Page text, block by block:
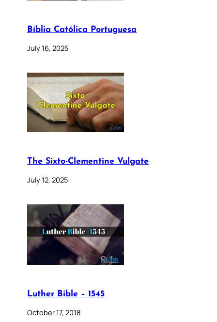
Bíblia Católica Portuguesa
July 16, 2025
The Sixto-Clementine Vulgate
July 12, 2025
Luther Bible – 1545
October 17, 2018